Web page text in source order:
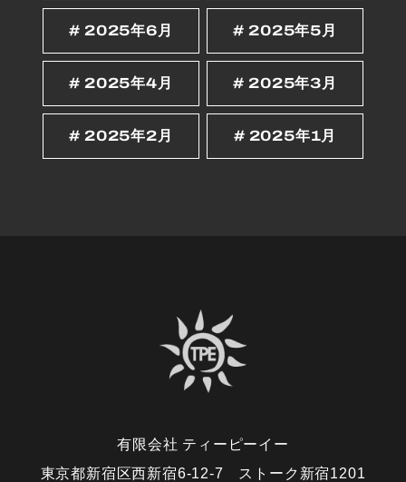
2025年6月 2025年5月
2025年4月 2025年3月
2025年2月 2025年1月
有限会社 ティーピーイー
東京都新宿区西新宿6-12-7 ストーク新宿1201